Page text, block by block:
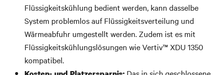
Flüssigkeitskühlung bedient werden, kann dasselbe
System problemlos auf Flüssigkeitsverteilung und
Wärmeabfuhr umgestellt werden. Zudem ist es mit
Flüssigkeitskühlungslösungen wie Vertiv™ XDU 1350
kompatibel.